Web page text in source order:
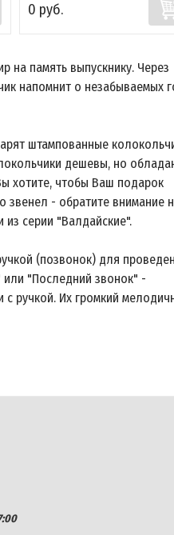
0 руб.
на память выпускнику. Через
напомнит о незабываемых
штампованные
дешевы, но
хотите, чтобы Ваш подарок
звенел - обратите внимание
серии "Валдайские".
(позвонок) для
или "Последний звонок" -
с ручкой. Их громкий